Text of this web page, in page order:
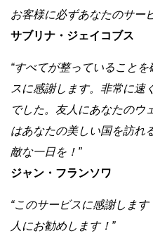
お客様に必ずあなたのサー
サブリナ・ジェイコブス
“すべてが整っていること
スに感謝します。非常に速
でした。友人にあなたのウ
はあなたの美しい国を訪れ
敵な一日を！”
ジャン・フランソワ
“このサービスに感謝しま
人にお勧めします！”